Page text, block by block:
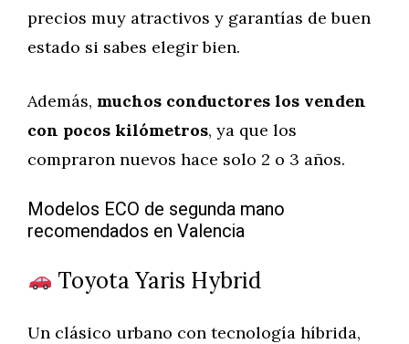
precios muy atractivos y garantías de buen
estado si sabes elegir bien.
Además, muchos conductores los venden
con pocos kilómetros, ya que los
compraron nuevos hace solo 2 o 3 años.
Modelos ECO de segunda mano
recomendados en Valencia
Toyota Yaris Hybrid
Un clásico urbano con tecnología híbrida,